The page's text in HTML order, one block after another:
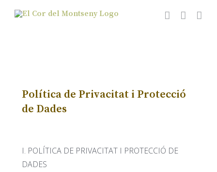
Política de Privacitat i Protecció
de Dades
I. POLÍTICA DE PRIVACITAT I PROTECCIÓ DE
DADES